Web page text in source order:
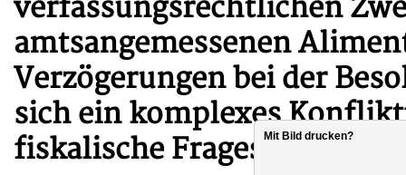
verfassungsrechtlichen
amtsangemessenen
Verzögerungen bei der
sich ein komplexes
fiskalische
Mit Bild drucken?